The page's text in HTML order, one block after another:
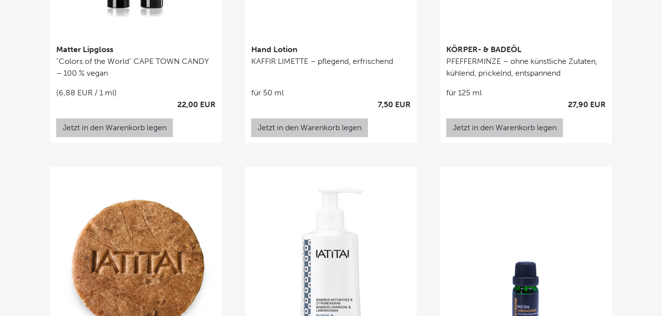
Matter Lipgloss
"Colors of the World" CAPE TOWN CANDY
– 100 % vegan
22,00 EUR
(6,88 EUR / 1 ml)
Jetzt in den Warenkorb legen
Hand Lotion
KAFFIR LIMETTE – pflegend, erfrischend
7,50 EUR
für 50 ml
Jetzt in den Warenkorb legen
KÖRPER- & BADEÖL
PFEFFERMINZE – ohne künstliche Zutaten,
kühlend, prickelnd, entspannend
27,90 EUR
für 125 ml
Jetzt in den Warenkorb legen